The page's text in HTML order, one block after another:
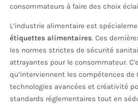
consommateurs à faire des choix
L’industrie alimentaire est
étiquettes alimentaires. Ces
les normes strictes de sécurité
attrayantes pour le consommateur.
qu’interviennent les compétences de
technologies avancées et créativité
standards réglementaires tout en